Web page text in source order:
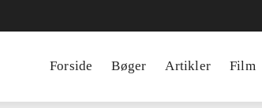
Forside Bøger Artikler Film